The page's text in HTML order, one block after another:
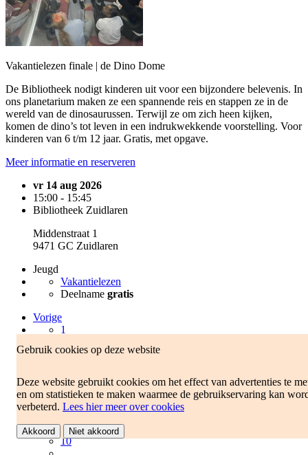
Gebruik cookies op deze website
Deze website gebruikt cookies om het effect van advertenties te
en om statistieken te maken waarmee de gebruikservaring kan
verbeterd. Lees hier meer over cookies
Akkoord Niet akkoord
Vakantielezen finale | de Dino Dome
De Bibliotheek nodigt kinderen uit voor een bijzondere belevenis. In
ons planetarium maken ze een spannende reis en stappen ze in de
wereld van de dinosaurussen. Terwijl ze om zich heen kijken,
komen de dino’s tot leven in een indrukwekkende voorstelling. Voor
kinderen van 6 t/m 12 jaar. Gratis, met opgave.
Meer informatie en reserveren
vr 14 aug 2026
15:00 - 15:45
Bibliotheek Zuidlaren
Middenstraat 1
9471 GC Zuidlaren
Jeugd
Vakantielezen
Deelname gratis
Vorige
1
3
5
6
7
9
10